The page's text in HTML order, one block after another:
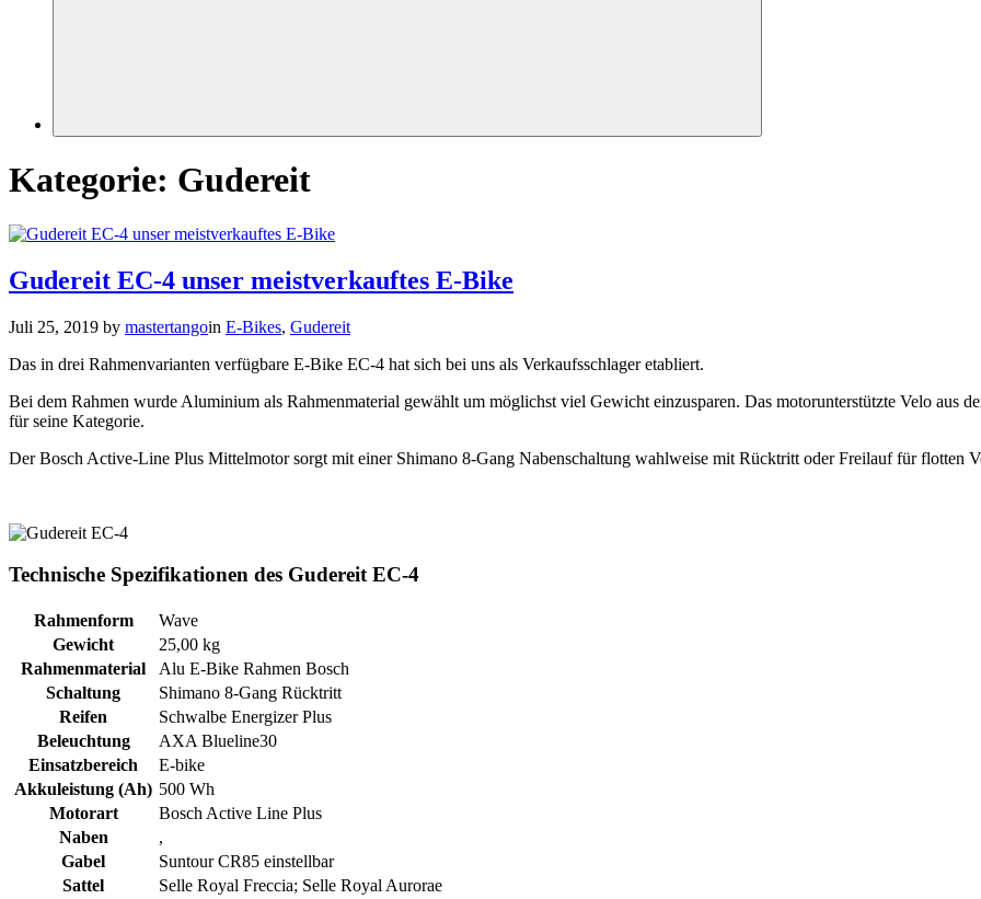
Kategorie: Gudereit
Gudereit EC-4 unser meistverkauftes E-Bike
Juli 25, 2019 by mastertangoin E-Bikes, Gudereit
Das in drei Rahmenvarianten verfügbare E-Bike EC-4 hat sich bei uns als Verkaufsschlager etabliert.
Bei dem Rahmen wurde Aluminium als Rahmenmaterial gewählt um möglichst viel Gewicht einzusparen. Das motorunterstützte Velo aus
für seine Kategorie.
Der Bosch Active-Line Plus Mittelmotor sorgt mit einer Shimano 8-Gang Nabenschaltung wahlweise mit Rücktritt oder Freilauf für flotten
Technische Spezifikationen des Gudereit EC-4
Rahmenform
Wave
Gewicht
25,00 kg
Rahmenmaterial
Alu E-Bike Rahmen Bosch
Schaltung
Shimano 8-Gang Rücktritt
Reifen
Schwalbe Energizer Plus
Beleuchtung
AXA Blueline30
Einsatzbereich
E-bike
Akkuleistung (Ah) 500 Wh
Motorart
Bosch Active Line Plus
Naben
,
Gabel
Suntour CR85 einstellbar
Sattel
Selle Royal Freccia; Selle Royal Aurorae